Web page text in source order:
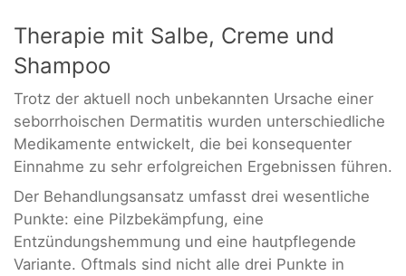
Therapie mit Salbe, Creme und
Shampoo
Trotz der aktuell noch unbekannten Ursache einer
seborrhoischen Dermatitis wurden unterschiedliche
Medikamente entwickelt, die bei konsequenter
Einnahme zu sehr erfolgreichen Ergebnissen führen.
Der Behandlungsansatz umfasst drei wesentliche
Punkte: eine Pilzbekämpfung, eine
Entzündungshemmung und eine hautpflegende
Variante. Oftmals sind nicht alle drei Punkte in